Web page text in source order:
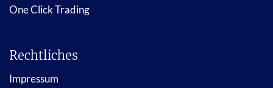
One Click Trading
Rechtliches
Impressum